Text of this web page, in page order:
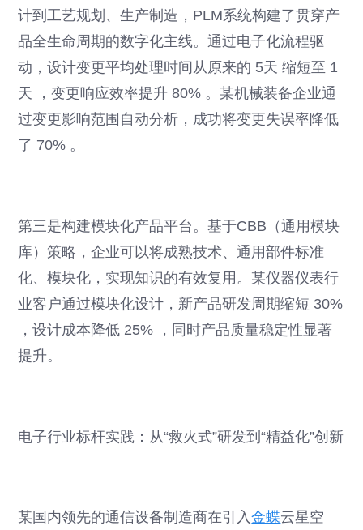
计到工艺规划、生产制造，PLM系统构建了贯穿产
品全生命周期的数字化主线。通过电子化流程驱
动，设计变更平均处理时间从原来的 5天 缩短至 1
天 ，变更响应效率提升 80% 。某机械装备企业通
过变更影响范围自动分析，成功将变更失误率降低
了 70% 。
第三是构建模块化产品平台。基于CBB（通用模块
库）策略，企业可以将成熟技术、通用部件标准
化、模块化，实现知识的有效复用。某仪器仪表行
业客户通过模块化设计，新产品研发周期缩短 30%
，设计成本降低 25% ，同时产品质量稳定性显著
提升。
电子行业标杆实践：从“救火式”研发到“精益化”创新
某国内领先的通信设备制造商在引入金蝶云星空